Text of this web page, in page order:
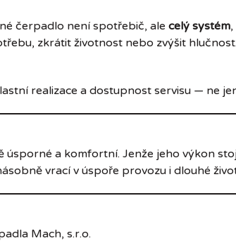
čerpadlo není spotřebič, ale celý systém
zkrátit životnost nebo zvýšit hlučnost.
realizace a dostupnost servisu — ne
a komfortní. Jenže jeho výkon
vrací v úspoře provozu i dlouhé
Mach, s.r.o.